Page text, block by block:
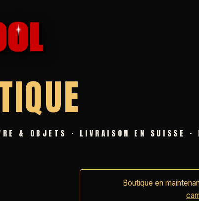
& OBJETS · LIVRAISON EN SUISSE ·
Boutique en